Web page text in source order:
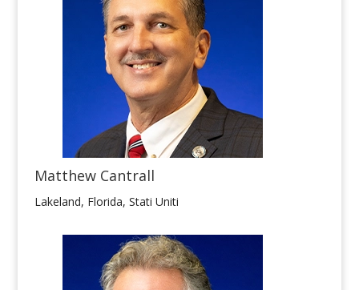
Matthew Cantrall
Lakeland, Florida, Stati Uniti